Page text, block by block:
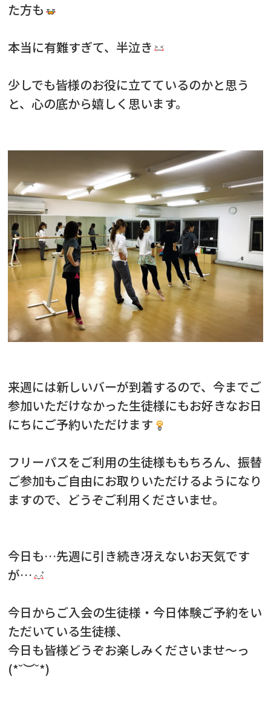
た方も
本当に有難すぎて、半泣き
少しでも皆様のお役に立てているのかと思う
と、心の底から嬉しく思います。
来週には新しいバーが到着するので、今までご
参加いただけなかった生徒様にもお好きなお日
にちにご予約いただけます
フリーパスをご利用の生徒様ももちろん、振替
ご参加もご自由にお取りいただけるようになり
ますので、どうぞご利用くださいませ。
今日も…先週に引き続き冴えないお天気です
が…
今日からご入会の生徒様・今日体験ご予約をい
ただいている生徒様、
今日も皆様どうぞお楽しみくださいませ〜っ
(*˘︶˘*)